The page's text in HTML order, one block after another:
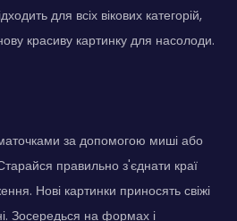
для всіх вікових категорій,
красиву картинку для насолоди.
за допомогою миші або
правильно з'єднати краї
Нові картинки приносять свіжі
Зосередься на формах і